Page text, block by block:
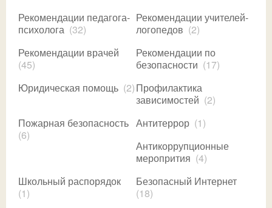
Рекомендации педагога-
психолога (32)
Рекомендации учителей-
логопедов (2)
Рекомендации врачей
(45)
Рекомендации по
безопасности (17)
Юридическая помощь (2)Профилактика
зависимостей (2)
Пожарная безопасность
(6)
Антитеррор (1)
Антикоррупционные
меропрития (4)
Школьный распорядок
(1)
Безопасный Интернет
(18)